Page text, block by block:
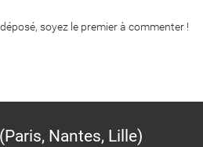
soyez le premier à commenter !
Nantes, Lille)